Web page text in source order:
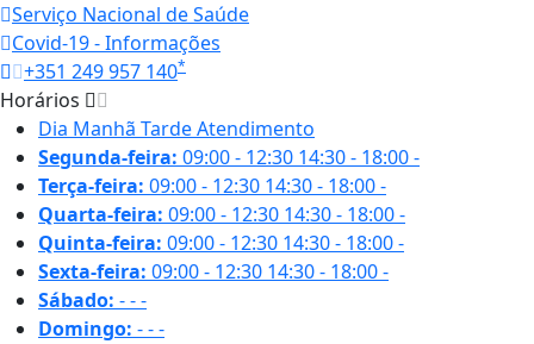
Serviço Nacional de Saúde
Covid-19 - Informações
+351 249 957 140*
Horários
Dia Manhã TardeAtendimento
Segunda-feira: 09:00 - 12:30 14:30 - 18:00-
Terça-feira: 09:00 - 12:30 14:30 - 18:00-
Quarta-feira: 09:00 - 12:30 14:30 - 18:00-
Quinta-feira: 09:00 - 12:30 14:30 - 18:00-
Sexta-feira: 09:00 - 12:30 14:30 - 18:00-
Sábado: ---
Domingo: ---